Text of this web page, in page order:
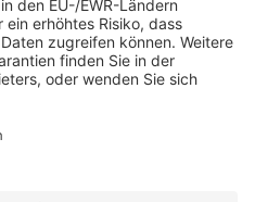
durch
Unfallverhütung
zivil- oder